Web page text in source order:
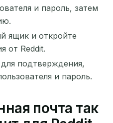
и пароль, затем
ящик и откройте
от Reddit.
подтверждения,
и пароль.
почта так